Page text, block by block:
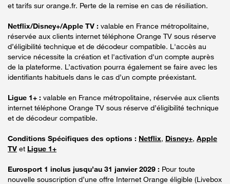
et tarifs sur orange.fr. Perte de la remise en cas de résiliation.
Netflix/Disney+/Apple TV : valable en France métropolitaine,
réservée aux clients internet téléphone Orange TV sous réserve
d’éligibilité technique et de décodeur compatible. L'accès au
service nécessite la création et l'activation d'un compte auprès
de la plateforme. L’activation pourra également se faire avec les
identifiants habituels dans le cas d’un compte préexistant.
Ligue 1+ : valable en France métropolitaine, réservée aux clients
internet téléphone Orange TV sous réserve d’éligibilité technique
et de décodeur compatible.
Conditions Spécifiques des options : Netflix, Disney+, Apple
TV et Ligue 1+
Eurosport 1 inclus jusqu’au 31 janvier 2029 : Pour toute
nouvelle souscription d’une offre Internet Orange éligible (Livebox